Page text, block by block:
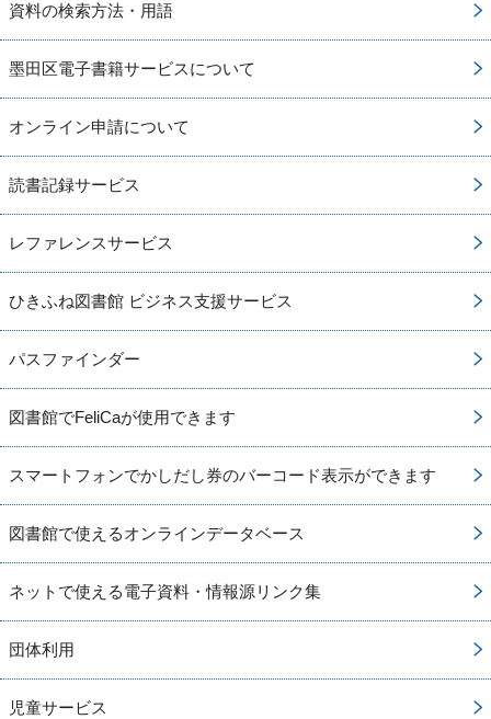
資料の検索方法・用語
墨田区電子書籍サービスについて
オンライン申請について
読書記録サービス
レファレンスサービス
ひきふね図書館 ビジネス支援サービス
パスファインダー
図書館でFeliCaが使用できます
スマートフォンでかしだし券のバーコード表示ができます
図書館で使えるオンラインデータベース
ネットで使える電子資料・情報源リンク集
団体利用
児童サービス